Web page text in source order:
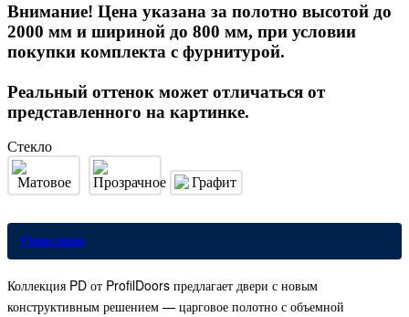
Внимание! Цена указана за полотно высотой до
2000 мм и шириной до 800 мм, при условии
покупки комплекта с фурнитурой.
Реальный оттенок может отличаться от
представленного на картинке.
Стекло
Описание
Коллекция PD от ProfilDoors предлагает двери с новым
конструктивным решением — царговое полотно с объемной